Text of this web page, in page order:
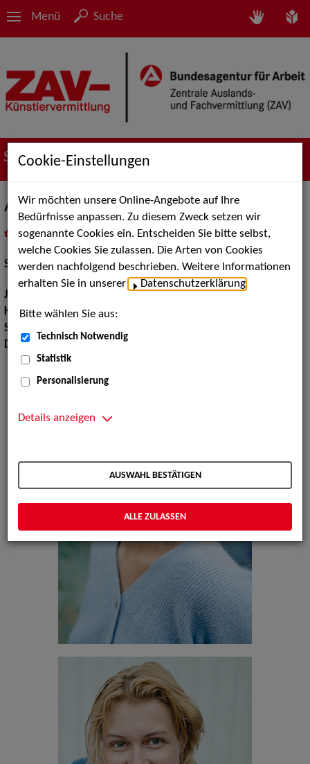
Menü Suche
Suche nach Künstler*innen
Anna Kiesewetter
als PDF speichern
inMeine Merklistelegen
Schauspiel:Bühne
Jahrgang:
Körpergröße:166 cm
Sprachen:
Dialekte:
Cookie-Einstellungen
Wir möchten unsere Online-Angebote auf Ihre
Bedürfnisse anpassen. Zu diesem Zweck setzen wir
sogenannte Cookies ein. Entscheiden Sie bitte selbst,
welche Cookies Sie zulassen. Die Arten von Cookies
werden nachfolgend beschrieben. Weitere Informationen
erhalten Sie in unserer
Datenschutzerklärung
Bitte wählen Sie aus:
Technisch Notwendig
Statistik
Personalisierung
Details anzeigen
AUSWAHL BESTÄTIGEN
ALLE ZULASSEN